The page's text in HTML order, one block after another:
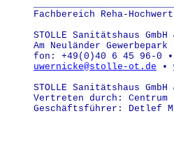
Fachbereich Reha-
STOLLE Sanitätshaus GmbH
Am Neuländer Gewerbepark
fon: +49(0)40 6 45 96-0
uwernicke@stolle-ot.de •
STOLLE Sanitätshaus
Vertreten durch: Centrum
Geschäftsführer: Detlef